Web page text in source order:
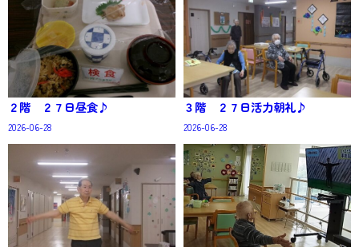
２階 ２７日昼食♪
2026-06-28
３階 ２７日活力朝礼♪
2026-06-28